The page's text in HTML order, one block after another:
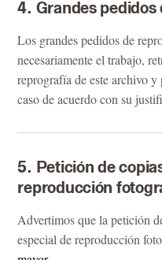
4. Grandes pedidos
Los grandes pedidos de
necesariamente el trabajo,
reprografía de este archivo y
caso de acuerdo con su
5. Petición de
reproducción
Advertimos que la petición
especial de reproducción